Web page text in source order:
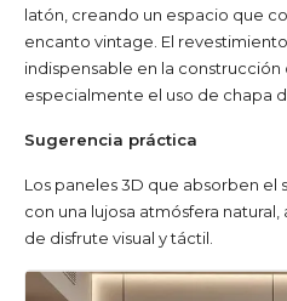
latón, creando un espacio que
encanto vintage. El
indispensable en la
especialmente el uso de chapa
Sugerencia práctica
Los paneles 3D que absorben el
con una lujosa atmósfera
de disfrute visual y táctil.